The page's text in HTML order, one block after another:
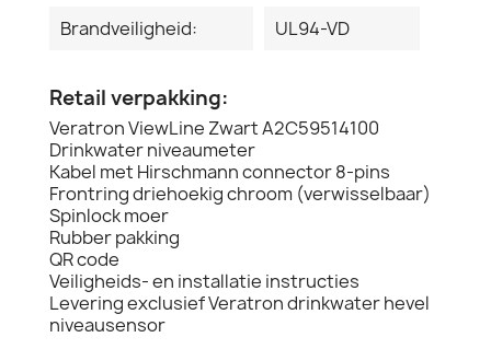
Brandveiligheid: UL94-VD
Retail verpakking:
Veratron ViewLine Zwart A2C59514100
Drinkwater niveaumeter
Kabel met Hirschmann connector 8-pins
Frontring driehoekig chroom (verwisselbaar)
Spinlock moer
Rubber pakking
QR code
Veiligheids- en installatie instructies
Levering exclusief Veratron drinkwater hevel
niveausensor